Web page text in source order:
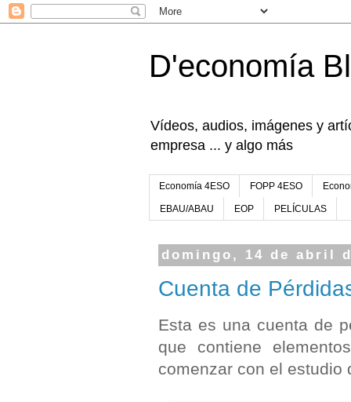
D'economía
Vídeos, audios, imágenes y
empresa ... y algo más
Economía 4ESO FOPP 4ESO
EBAU/ABAU EOP PELÍCULAS
domingo, 14 de abril
Cuenta de
Esta es una cuenta de
que contiene
comenzar con el estudio